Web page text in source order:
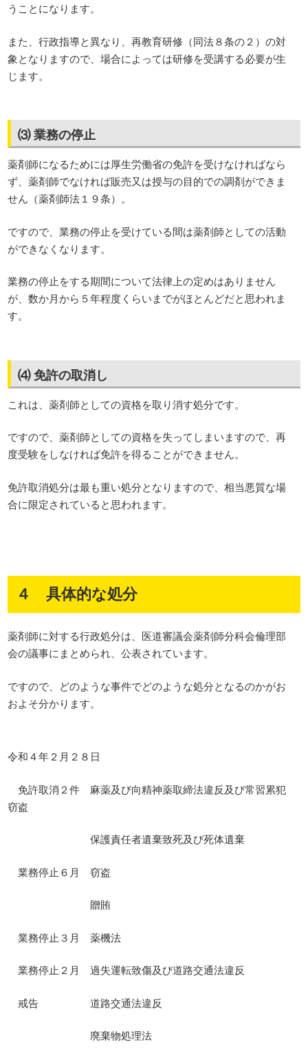
うことになります。
また、行政指導と異なり、再教育研修（同法８条の２）の対
象となりますので、場合によっては研修を受講する必要が生
じます。
⑶ 業務の停止
薬剤師になるためには厚生労働省の免許を受けなければなら
ず、薬剤師でなければ販売又は授与の目的での調剤ができま
せん（薬剤師法１９条）。
ですので、業務の停止を受けている間は薬剤師としての活動
ができなくなります。
業務の停止をする期間について法律上の定めはありません
が、数か月から５年程度くらいまでがほとんどだと思われま
す。
⑷ 免許の取消し
これは、薬剤師としての資格を取り消す処分です。
ですので、薬剤師としての資格を失ってしまいますので、再
度受験をしなければ免許を得ることができません。
免許取消処分は最も重い処分となりますので、相当悪質な場
合に限定されていると思われます。
４ 具体的な処分
薬剤師に対する行政処分は、医道審議会薬剤師分科会倫理部
会の議事にまとめられ、公表されています。
ですので、どのような事件でどのような処分となるのかがお
およそ分かります。
令和４年２月２８日
免許取消２件 麻薬及び向精神薬取締法違反及び常習累犯
窃盗
保護責任者遺棄致死及び死体遺棄
業務停止６月 窃盗
贈賄
業務停止３月 薬機法
業務停止２月 過失運転致傷及び道路交通法違反
戒告 道路交通法違反
廃棄物処理法